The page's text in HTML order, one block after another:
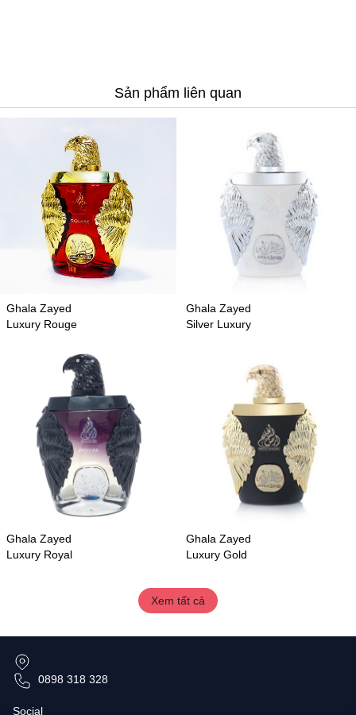
Sản phẩm liên quan
Ghala Zayed
Luxury Rouge
Ghala Zayed
Silver Luxury
Ghala Zayed
Luxury Royal
Ghala Zayed
Luxury Gold
Xem tất cả
0898 318 328
Social